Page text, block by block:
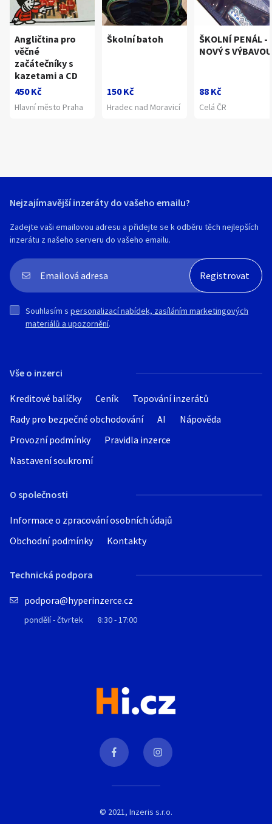
Angličtina pro
věčné
začátečníky s
kazetami a CD
450 Kč
Hlavní město Praha
Školní batoh
150 Kč
Hradec nad Moravicí
ŠKOLNÍ PENÁL -
NOVÝ S VÝBAVOU
88 Kč
Celá ČR
Vše o inzerci
Kreditové balíčky Ceník
Topování inzerátů
Rady pro bezpečné obchodování
AI
Nápověda
Provozní podmínky
Pravidla inzerce
Nastavení soukromí
O společnosti
Informace o zpracování osobních údajů
Obchodní podmínky
Kontakty
Technická podpora
podpora@hyperinzerce.cz
pondělí - čtvrtek 8:30 - 17:00
Nejzajímavější inzeráty do vašeho emailu?
Zadejte vaši emailovou adresu a přidejte se k odběru těch nejlepších
inzerátu z našeho serveru do vašeho emailu.
Souhlasím s personalizací nabídek, zasíláním marketingových
materiálů a upozornění.
© 2021, Inzeris s.r.o.